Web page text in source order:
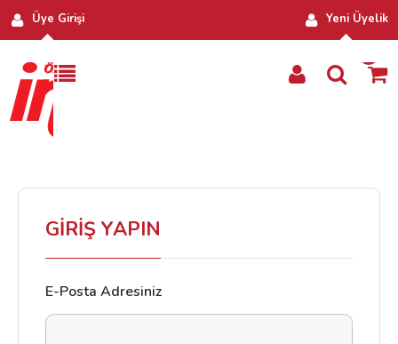
Üye Girişi Yeni Üyelik
GİRİŞ YAPIN
E-Posta Adresiniz